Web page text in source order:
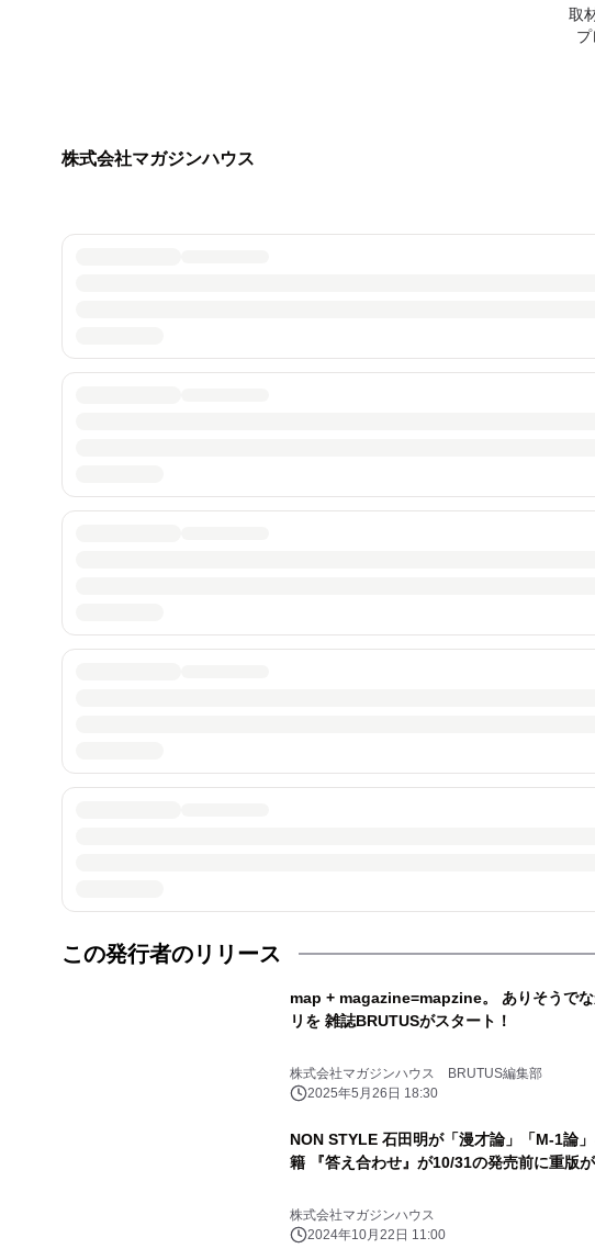
取
株式会社マガジンハウス
この発行者のリリース
map + magazine=mapzine。 ありそうで
リを 雑誌BRUTUSがスタート！
株式会社マガジンハウス BRUTUS編集部
2025年5月26日 18:30
NON STYLE 石田明が「漫才論」「M-1論
籍 『答え合わせ』が10/31の発売前に重版が
株式会社マガジンハウス
2024年10月22日 11:00